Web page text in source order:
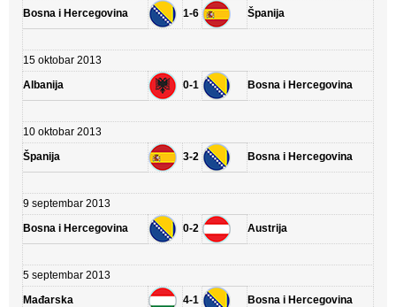
Bosna i Hercegovina
1-6 Španija
15 oktobar 2013
Albanija
0-1 Bosna i Hercegovina
10 oktobar 2013
Španija
3-2 Bosna i Hercegovina
9 septembar 2013
Bosna i Hercegovina
0-2 Austrija
5 septembar 2013
Mađarska
4-1 Bosna i Hercegovina